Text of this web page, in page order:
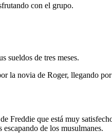
con el grupo.
sueldos de tres meses.
la novia de Roger, llegando
Freddie que está muy
de los musulmanes.